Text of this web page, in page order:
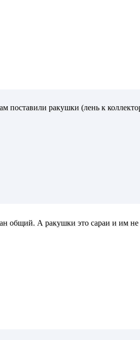
поставили ракушки (лень к
общий. А ракушки это сараи и им не